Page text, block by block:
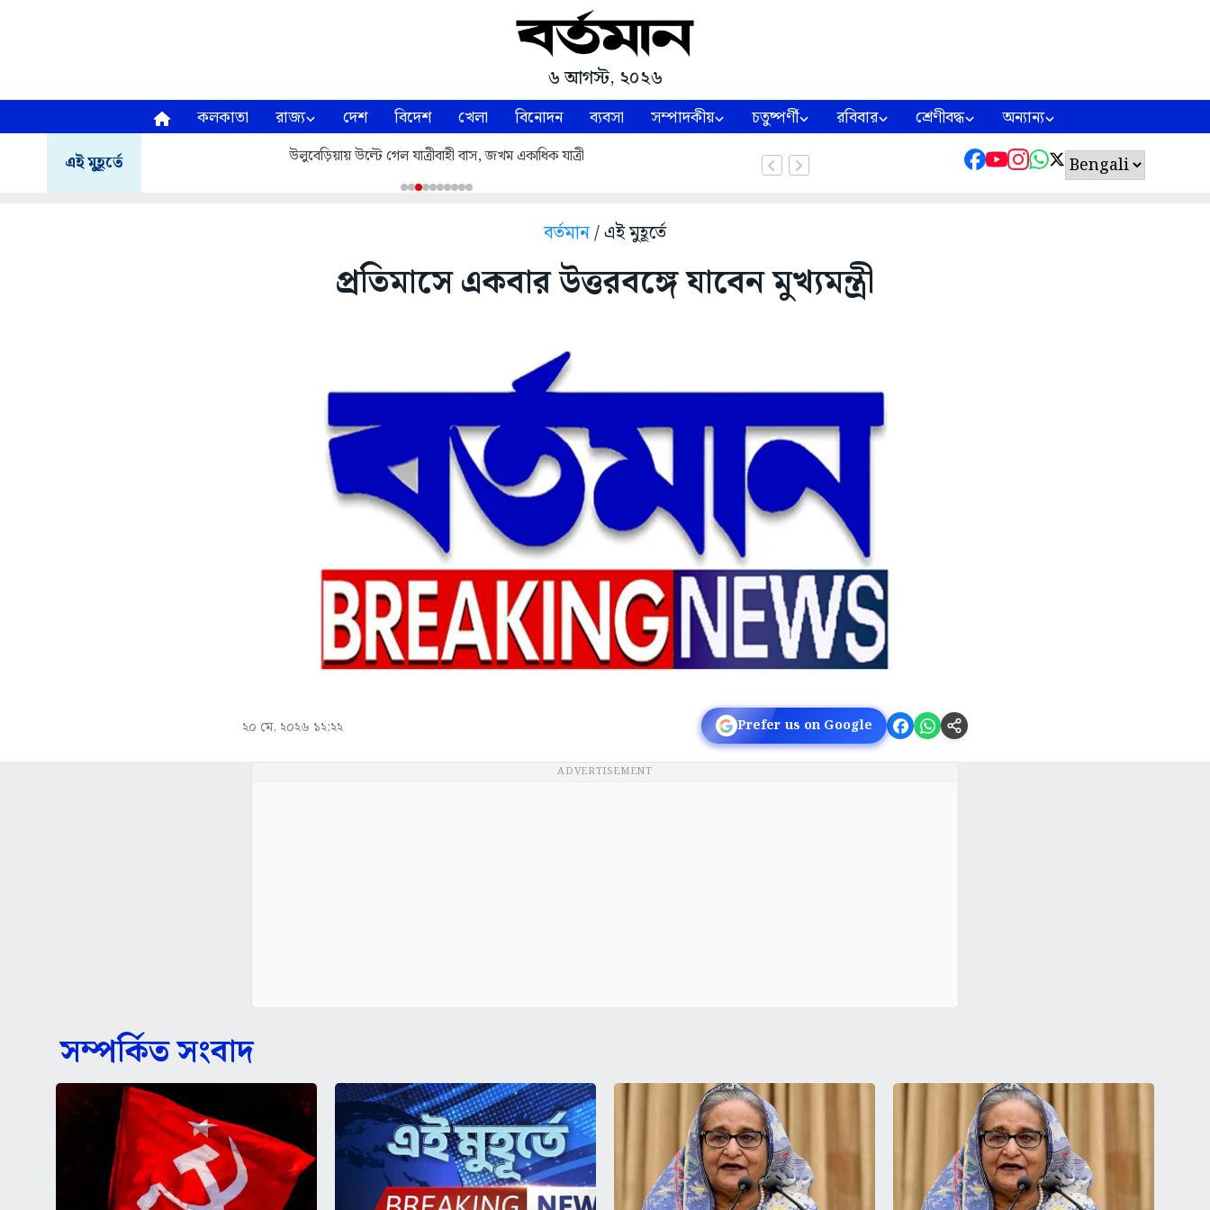
৬ আগস্ট, ২০২৬
কলকাতা রাজ্য দেশ বিদেশ খেলা বিনোদন ব্যবসা সম্পাদকীয় চতুষ্পর্ণী রবিবার শ্রেণীবদ্ধ অন্যান্য
এই মুহূর্তে উলুবেড়িয়ায় উল্টে গেল যাত্রীবাহী বাস, জখম একাধিক যাত্রী
বর্তমান/ এই মুহূর্তে
প্রতিমাসে একবার উত্তরবঙ্গে যাবেন মুখ্যমন্ত্রী
২০ মে, ২০২৬ ১২:২২ Prefer us on Google
ADVERTISEMENT
সম্পর্কিত সংবাদ